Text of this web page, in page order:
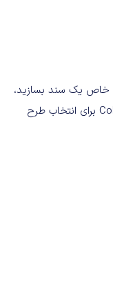
خاص یک سند بسازید،
کاری به بخش Tag نداشته باشید. از گزینه Color برای انتخاب طرح